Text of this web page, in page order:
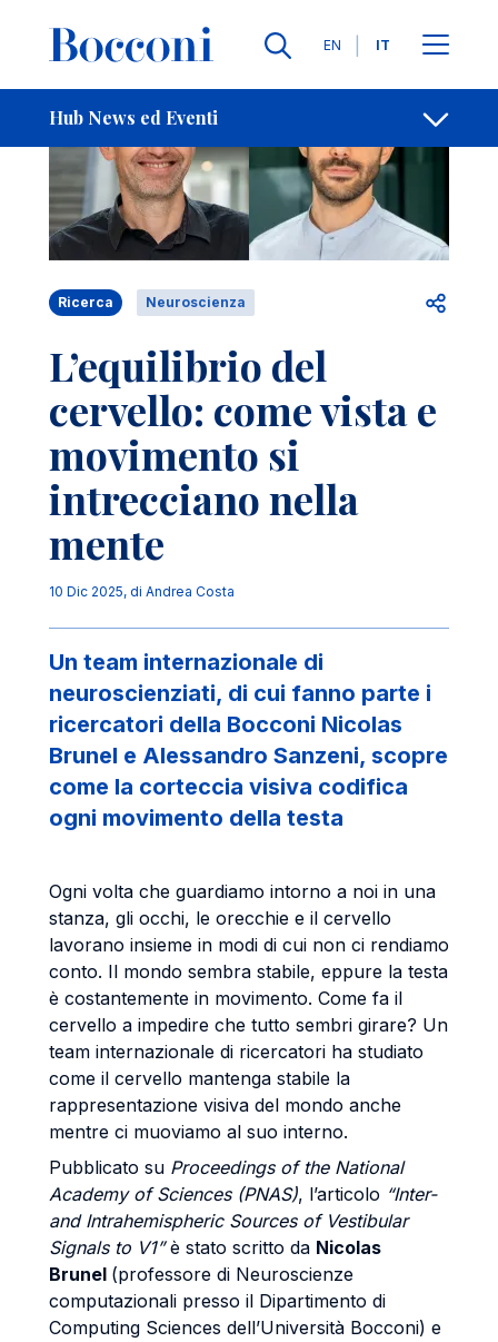
Lingue
EN IT
Hub News ed Eventi
Briciole di pane
Ricerca Neuroscienza Apri
L’equilibrio del
cervello: come vista e
movimento si
intrecciano nella
mente
10 Dic 2025, di Andrea Costa
Un team internazionale di
neuroscienziati, di cui fanno parte i
ricercatori della Bocconi Nicolas
Brunel e Alessandro Sanzeni, scopre
come la corteccia visiva codifica
ogni movimento della testa
Ogni volta che guardiamo intorno a noi in una
stanza, gli occhi, le orecchie e il cervello
lavorano insieme in modi di cui non ci rendiamo
conto. Il mondo sembra stabile, eppure la testa
è costantemente in movimento. Come fa il
cervello a impedire che tutto sembri girare? Un
team internazionale di ricercatori ha studiato
come il cervello mantenga stabile la
rappresentazione visiva del mondo anche
mentre ci muoviamo al suo interno.
Pubblicato su Proceedings of the National
Academy of Sciences (PNAS), l’articolo “Inter-
and Intrahemispheric Sources of Vestibular
Signals to V1”è stato scritto da Nicolas
Brunel (professore di Neuroscienze
computazionali presso il Dipartimento di
Computing Sciences dell’Università Bocconi) e